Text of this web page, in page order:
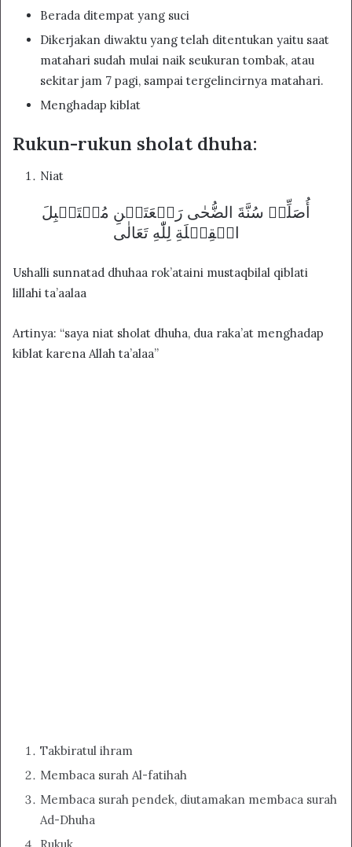
Berada ditempat yang suci
Dikerjakan diwaktu yang telah ditentukan yaitu saat
matahari sudah mulai naik seukuran tombak, atau
sekitar jam 7 pagi, sampai tergelincirnya matahari.
Menghadap kiblat
Rukun-rukun sholat dhuha:
Niat
أُصَلِّيۡ سُنَّةَ الضُّحٰی رَكۡعَتَيۡنِ مُسۡتَقۡبِلَ
الۡقِبۡلَةِ لِلّٰهِ تَعَالٰی
Ushalli sunnatad dhuhaa rok’ataini mustaqbilal qiblati
lillahi ta’aalaa
Artinya: “saya niat sholat dhuha, dua raka’at menghadap
kiblat karena Allah ta’alaa”
Takbiratul ihram
Membaca surah Al-fatihah
Membaca surah pendek, diutamakan membaca surah
Ad-Dhuha